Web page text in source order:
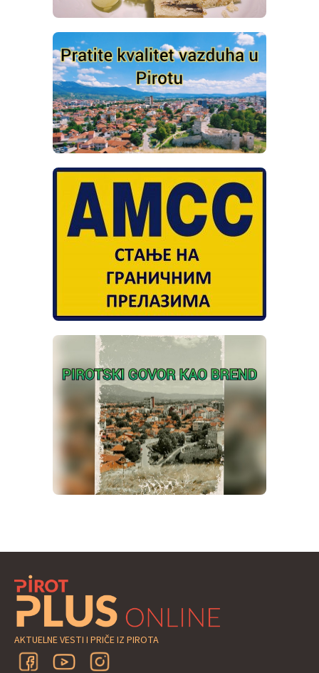
AKTUELNE VESTI I PRIČE IZ PIROTA